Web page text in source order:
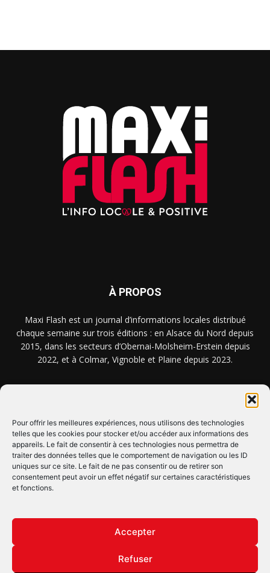
Pour offrir les meilleures expériences, nous utilisons des technologies
telles que les cookies pour stocker et/ou accéder aux informations des
appareils. Le fait de consentir à ces technologies nous permettra de
traiter des données telles que le comportement de navigation ou les ID
uniques sur ce site. Le fait de ne pas consentir ou de retirer son
consentement peut avoir un effet négatif sur certaines caractéristiques
et fonctions.
Accepter
Refuser
À PROPOS
Maxi Flash est un journal d’informations locales distribué
chaque semaine sur trois éditions : en Alsace du Nord depuis
2015, dans les secteurs d’Obernai-Molsheim-Erstein depuis
2022, et à Colmar, Vignoble et Plaine depuis 2023.
CLIQUEZ ICI !
SUIVEZ-NOUS !